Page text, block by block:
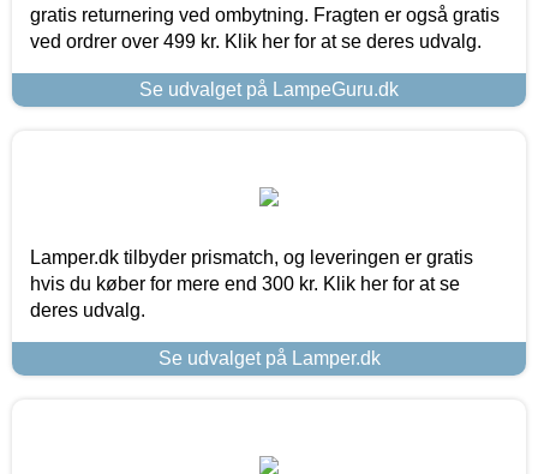
gratis returnering ved ombytning. Fragten er også gratis
ved ordrer over 499 kr. Klik her for at se deres udvalg.
Se udvalget på LampeGuru.dk
Lamper.dk tilbyder prismatch, og leveringen er gratis
hvis du køber for mere end 300 kr. Klik her for at se
deres udvalg.
Se udvalget på Lamper.dk